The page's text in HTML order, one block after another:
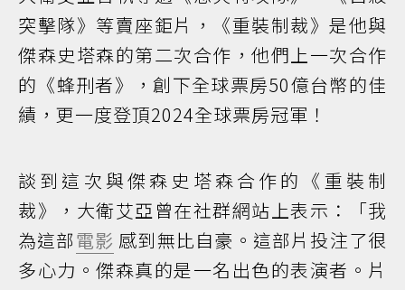
突擊隊》等賣座鉅片，《重裝制裁》是他與
傑森史塔森的第二次合作，他們上一次合作
的《蜂刑者》，創下全球票房50億台幣的佳
績，更一度登頂2024全球票房冠軍！
談到這次與傑森史塔森合作的《重裝制
裁》，大衛艾亞曾在社群網站上表示：「我
為這部電影 感到無比自豪。這部片投注了很
多心力。傑森真的是一名出色的表演者。片